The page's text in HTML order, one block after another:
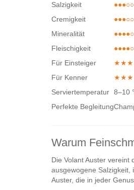
Salzigkeit
●●●○○
Cremigkeit
●●●○○
Mineralität
●●●●○
Fleischigkeit
●●●●○
Für Einsteiger
Für Kenner
Serviertemperatur 8–10
Perfekte Begleitung
Warum
Die Volant Auster vereint
ausgewogene Salzigkeit,
Auster, die in jeder